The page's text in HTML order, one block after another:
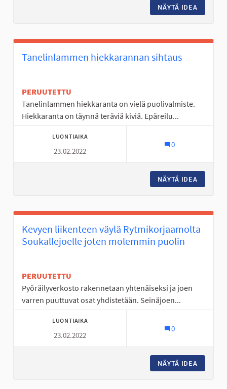
NÄYTÄ IDEA
Tanelinlammen hiekkarannan sihtaus
PERUUTETTU
Tanelinlammen hiekkaranta on vielä puolivalmiste.
Hiekkaranta on täynnä teräviä kiviä. Epäreilu...
LUONTIAIKA
23.02.2022
0
NÄYTÄ IDEA
Kevyen liikenteen väylä Rytmikorjaamolta
Soukallejoelle joten molemmin puolin
PERUUTETTU
Pyöräilyverkosto rakennetaan yhtenäiseksi ja joen
varren puuttuvat osat yhdistetään. Seinäjoen...
LUONTIAIKA
23.02.2022
0
NÄYTÄ IDEA